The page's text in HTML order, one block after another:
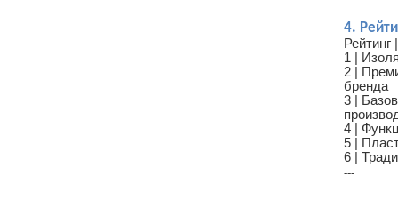
4.
1 |
2 |
бренда
3 |
4 |
5 |
6 |
---